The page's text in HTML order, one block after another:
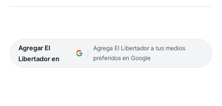
Agregar El
Libertador en
Agrega El Libertador a tus medios
preferidos en Google